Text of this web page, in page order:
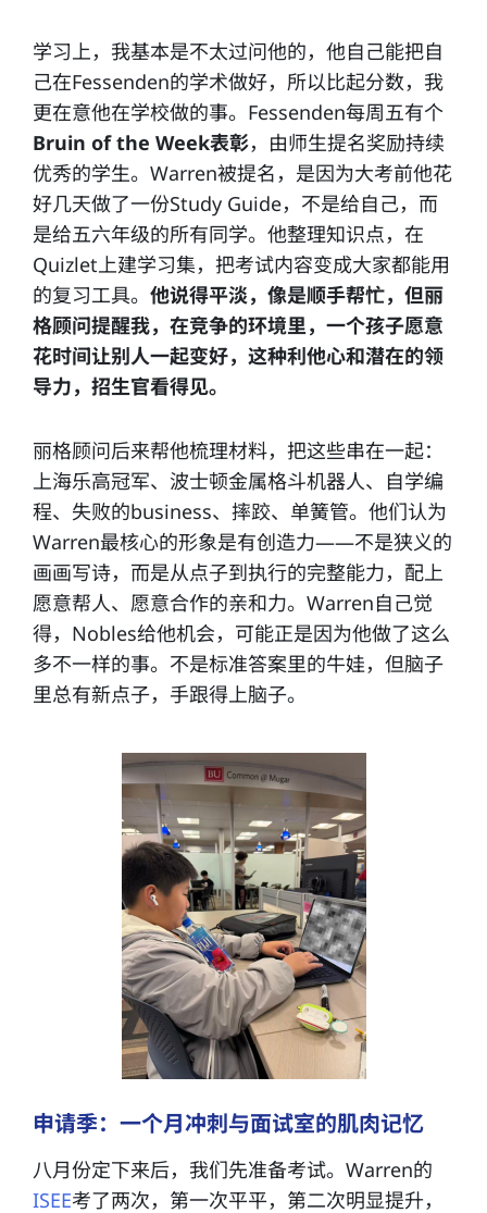
学习上，我基本是不太过问他的，他自己能把自
己在Fessenden的学术做好，所以比起分数，我
更在意他在学校做的事。Fessenden每周五有个
Bruin of the Week表彰，由师生提名奖励持续
优秀的学生。Warren被提名，是因为大考前他花
好几天做了一份Study Guide，不是给自己，而
是给五六年级的所有同学。他整理知识点，在
Quizlet上建学习集，把考试内容变成大家都能用
的复习工具。 他说得平淡，像是顺手帮忙，但丽
格顾问提醒我，在竞争的环境里，一个孩子愿意
花时间让别人一起变好，这种利他心和潜在的领
导力，招生官看得见。
丽格顾问后来帮他梳理材料，把这些串在一起：
上海乐高冠军、波士顿金属格斗机器人、自学编
程、失败的business、摔跤、单簧管。他们认为
Warren最核心的形象是有创造力——不是狭义的
画画写诗，而是从点子到执行的完整能力，配上
愿意帮人、愿意合作的亲和力。Warren自己觉
得，Nobles给他机会，可能正是因为他做了这么
多不一样的事。不是标准答案里的牛娃，但脑子
里总有新点子，手跟得上脑子。
申请季：一个月冲刺与面试室的肌肉记忆
八月份定下来后，我们先准备考试。Warren的
ISEE考了两次，第一次平平，第二次明显提升，